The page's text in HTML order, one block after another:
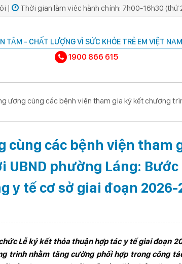
| Thời gian làm việc hành chính: 7h00-16h30 (thứ
TÂM - CHẤT LƯỢNG VÌ SỨC KHỎE TRẺ EM VIỆT NAM
1900 866 615
ương cùng các bệnh viện tham gia ký kết chương
cùng các bệnh viện tham
phường Láng:
y tế cơ sở giai đoạn 2026-
Lễ ký kết thỏa thuận hợp tác y tế giai đoạn
trình nhằm tăng cường phối hợp trong công